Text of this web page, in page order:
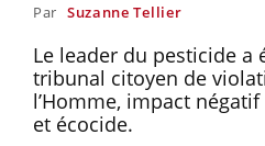
Par Suzanne Tellier
Le leader du pesticide a
tribunal citoyen de
l’Homme, impact
et écocide.